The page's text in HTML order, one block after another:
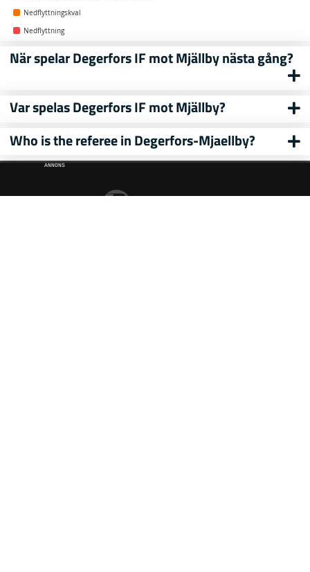
Nedflyttningskval
Nedflyttning
När spelar Degerfors IF mot Mjällby nästa gång?
Var spelas Degerfors IF mot Mjällby?
Who is the referee in Degerfors-Mjaellby?
ANNONS